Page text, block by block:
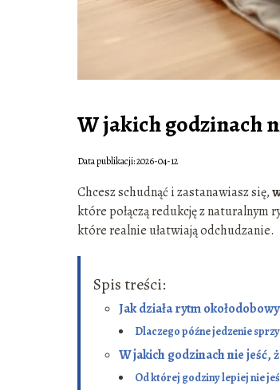
W jakich godzinach
Data publikacji: 2026-04-12
Chcesz schudnąć i zastanawiasz się,
które połączą redukcję z naturalnym
które realnie ułatwiają odchudzanie.
Spis treści:
Jak działa rytm
Dlaczego późne jedzenie
W jakich godzinach nie jeść,
Od której godziny lepiej nie